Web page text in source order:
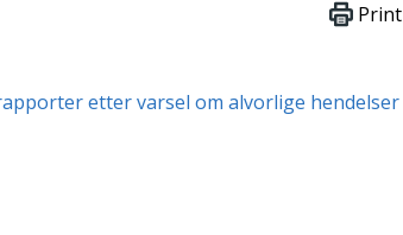
etter varsel om alvorlige hendelser
Print